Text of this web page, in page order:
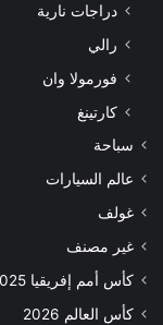
دراجات نارية
رالي
فورمولا وان
كارتينغ
سباحة
عالم السيارات
غولف
غير مصنف
كأس أمم إفريقيا 2025
كأس العالم 2026